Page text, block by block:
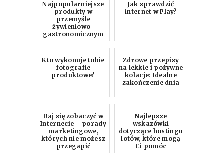
Najpopularniejsze
produkty w
przemyśle
żywieniowo-
gastronomicznym
Jak sprawdzić
internet w Play?
Kto wykonuje tobie
fotografie
produktowe?
Zdrowe przepisy
na lekkie i pożywne
kolacje: Idealne
zakończenie dnia
Daj się zobaczyć w
Internecie – porady
marketingowe,
których nie możesz
przegapić
Najlepsze
wskazówki
dotyczące hostingu
lotów, które mogą
Ci pomóc